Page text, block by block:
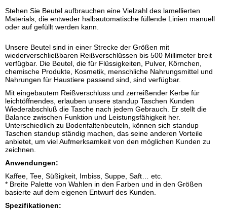
Stehen Sie Beutel aufbrauchen eine Vielzahl des lamellierten
Materials, die entweder halbautomatische füllende Linien manuell
oder auf gefüllt werden kann.
Unsere Beutel sind in einer Strecke der Größen mit
wiederverschließbaren Reißverschlüssen bis 500 Millimeter breit
verfügbar. Die Beutel, die für Flüssigkeiten, Pulver, Körnchen,
chemische Produkte, Kosmetik, menschliche Nahrungsmittel und
Nahrungen für Haustiere passend sind, sind verfügbar.
Mit eingebautem Reißverschluss und zerreißender Kerbe für
leichtöffnendes, erlauben unsere standup Taschen Kunden
Wiederabschluß die Tasche nach jedem Gebrauch. Er stellt die
Balance zwischen Funktion und Leistungsfähigkeit her.
Unterschiedlich zu Bodenfaltenbeuteln, können sich standup
Taschen standup ständig machen, das seine anderen Vorteile
anbietet, um viel Aufmerksamkeit von den möglichen Kunden zu
zeichnen.
Anwendungen:
Kaffee, Tee, Süßigkeit, Imbiss, Suppe, Saft… etc.
* Breite Palette von Wahlen in den Farben und in den Größen
basierte auf dem eigenen Entwurf des Kunden.
Spezifikationen: